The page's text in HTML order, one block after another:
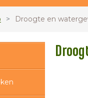
Droogte en